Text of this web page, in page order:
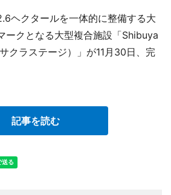
ヘクタールを一体的に整備する大
ークとなる大型複合施設「Shibuya
クラステージ）」が11月30日、完
記事を読む